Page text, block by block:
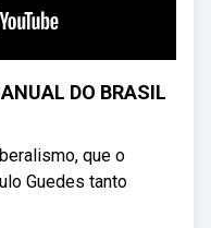
DO BRASIL
que o
Guedes tanto